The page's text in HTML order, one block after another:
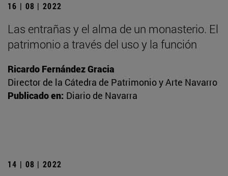
16 | 08 | 2022
Las entrañas y el alma de un monasterio. El
patrimonio a través del uso y la función
Ricardo Fernández Gracia
Director de la Cátedra de Patrimonio y Arte Navarro
Publicado en: Diario de Navarra
14 | 08 | 2022